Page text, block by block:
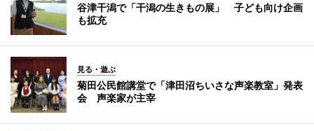
谷津干潟で「干潟の生きもの展」 子ども向け企画
も拡充
見る・遊ぶ
菊田公民館講堂で「津田沼ちいさな声楽教室」発表
会 声楽家が主宰